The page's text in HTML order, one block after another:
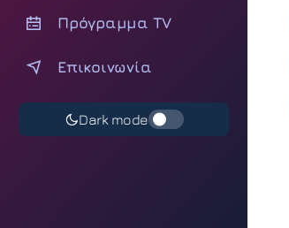
Πρόγραμμα TV
Επικοινωνία
Dark mode